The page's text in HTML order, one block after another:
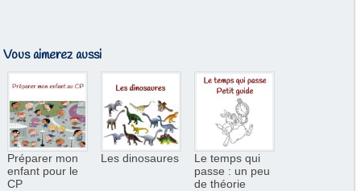
Vous aimerez aussi
Préparer mon
enfant pour le
CP
Les dinosaures
Le temps qui
passe : un peu
de théorie